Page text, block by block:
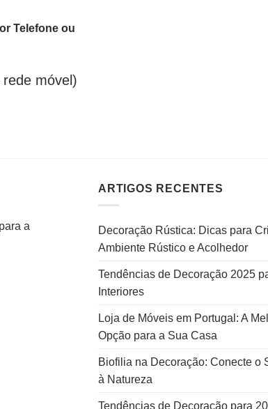
Telefone ou
móvel)
a
ARTIGOS RECENTES
Decoração Rústica: Dicas para
Ambiente Rústico e Acolhedor
Tendências de Decoração 2025
Interiores
Loja de Móveis em Portugal: A
Opção para a Sua Casa
Biofilia na Decoração: Conecte o
à Natureza
Tendências de Decoração para